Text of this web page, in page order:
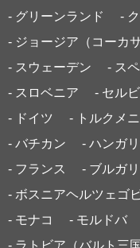
- グリーンランド
-
- ジョージア（コーカサ
- スウェーデン
- ス
- スロベニア
- セル
- ドイツ
- トルクメ
- バチカン
- ハンガ
- フランス
- ブルガ
- ボスニアヘルツェゴ
- モナコ
- モルドバ
- ラトビア（バルト三国